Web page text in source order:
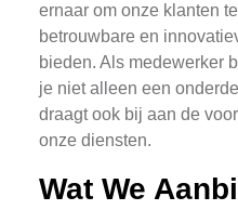
ernaar om onze klanten
betrouwbare en
bieden. Als medewerker
je niet alleen een
draagt ook bij aan de
onze diensten.
Wat We